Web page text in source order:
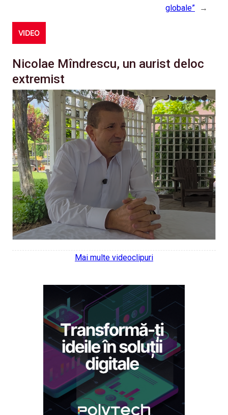
globale”
→
VIDEO
Nicolae Mîndrescu, un aurist deloc
extremist
Mai multe videoclipuri